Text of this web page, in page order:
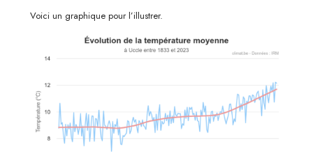
Voici un graphique pour l’illustrer.